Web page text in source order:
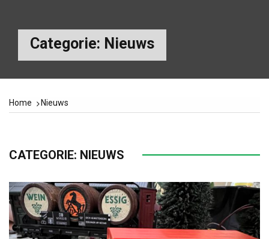
Categorie: Nieuws
Home Nieuws
CATEGORIE: NIEUWS